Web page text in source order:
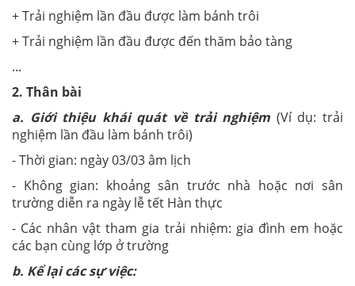
+ Trải nghiệm lần đầu được làm bánh trôi
+ Trải nghiệm lần đầu được đến thăm bảo tàng
...
2. Thân bài
a. Giới thiệu khái quát về trải nghiệm (Ví dụ: trải
nghiệm lần đầu làm bánh trôi)
- Thời gian: ngày 03/03 âm lịch
- Không gian: khoảng sân trước nhà hoặc nơi sân
trường diễn ra ngày lễ tết Hàn thực
- Các nhân vật tham gia trải nhiệm: gia đình em hoặc
các bạn cùng lớp ở trường
b. Kể lại các sự việc: